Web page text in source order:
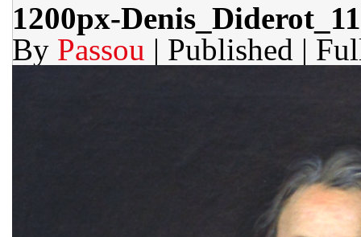
1200px-
By Passou | Published |